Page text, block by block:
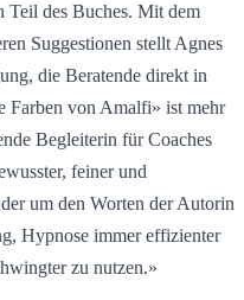
Teil des Buches. Mit dem
Suggestionen stellt Agnes
die Beratende direkt in
Farben von Amalfi» ist mehr
Begleiterin für Coaches
feiner und
um den Worten der Autorin
Hypnose immer effizienter
zu nutzen.»